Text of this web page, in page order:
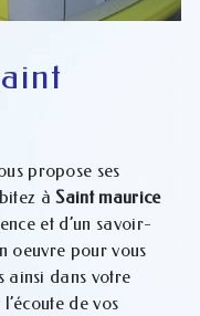
propose ses
àSaint maurice
et d’un savoir-
oeuvre pour vous
ainsi dans votre
de vos